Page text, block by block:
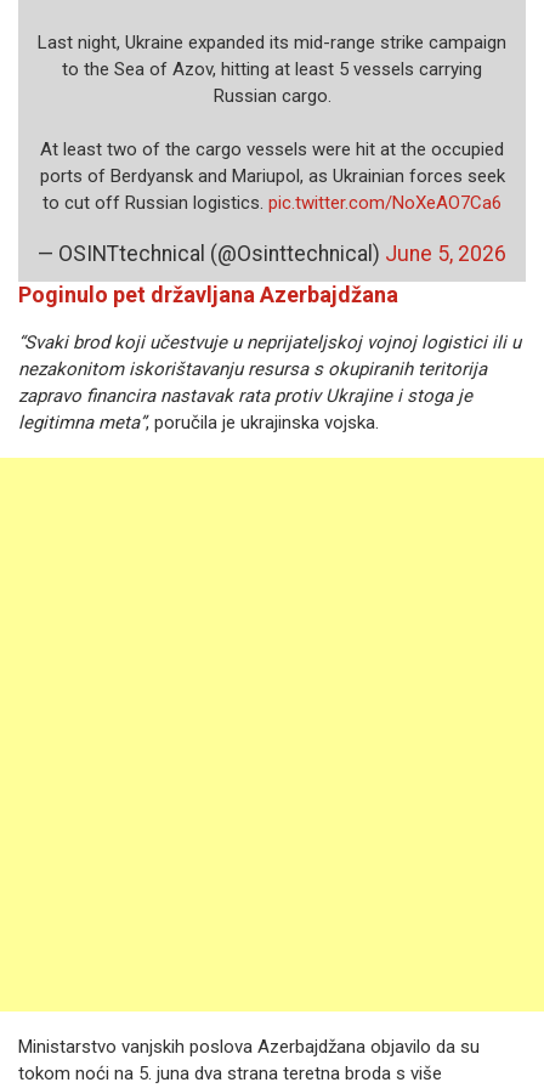
Last night, Ukraine expanded its mid-range strike campaign
to the Sea of Azov, hitting at least 5 vessels carrying
Russian cargo.
At least two of the cargo vessels were hit at the occupied
ports of Berdyansk and Mariupol, as Ukrainian forces seek
to cut off Russian logistics. pic.twitter.com/NoXeAO7Ca6
— OSINTtechnical (@Osinttechnical) June 5, 2026
Poginulo pet državljana Azerbajdžana
“Svaki brod koji učestvuje u neprijateljskoj vojnoj logistici ili u
nezakonitom iskorištavanju resursa s okupiranih teritorija
zapravo financira nastavak rata protiv Ukrajine i stoga je
legitimna meta”, poručila je ukrajinska vojska.
Ministarstvo vanjskih poslova Azerbajdžana objavilo da su
tokom noći na 5. juna dva strana teretna broda s više